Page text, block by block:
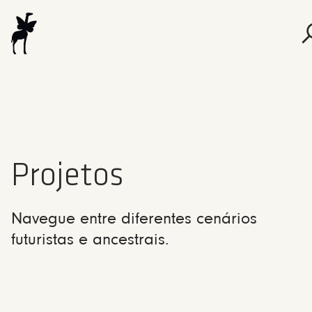
Projetos
Navegue entre diferentes cenários
futuristas e ancestrais.